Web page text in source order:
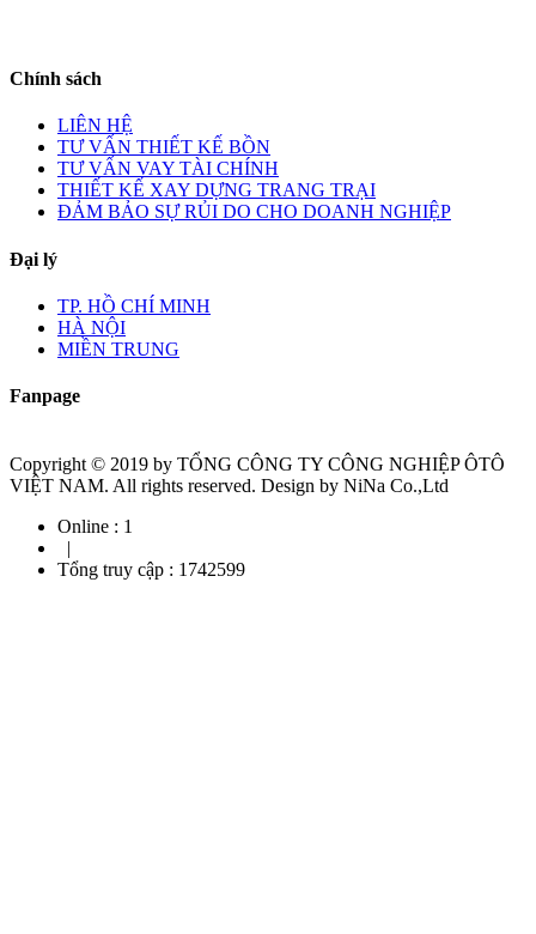
Chính sách
LIÊN HỆ
TƯ VẤN THIẾT KẾ BỒN
TƯ VẤN VAY TÀI CHÍNH
THIẾT KẾ XAY DỰNG TRANG TRẠI
ĐẢM BẢO SỰ RỦI DO CHO DOANH NGHIỆP
Đại lý
TP. HỒ CHÍ MINH
HÀ NỘI
MIỀN TRUNG
Fanpage
Copyright © 2019 by TỔNG CÔNG TY CÔNG NGHIỆP ÔTÔ
VIỆT NAM. All rights reserved. Design by NiNa Co.,Ltd
Online : 1
|
Tổng truy cập : 1742599